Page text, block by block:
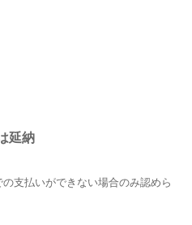
延納
支払いができない場合のみ認めら